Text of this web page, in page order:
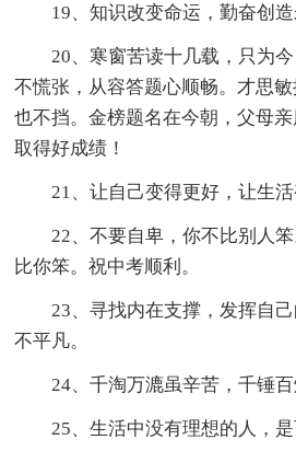
19、知识改变命运，勤奋创造
20、寒窗苦读十几载，只为今
不慌张，从容答题心顺畅。才思
也不挡。金榜题名在今朝，父母
取得好成绩！
21、让自己变得更好，让生活
22、不要自卑，你不比别人笨
比你笨。祝中考顺利。
23、寻找内在支撑，发挥自己
不平凡。
24、千淘万漉虽辛苦，千锤百
25、生活中没有理想的人，是